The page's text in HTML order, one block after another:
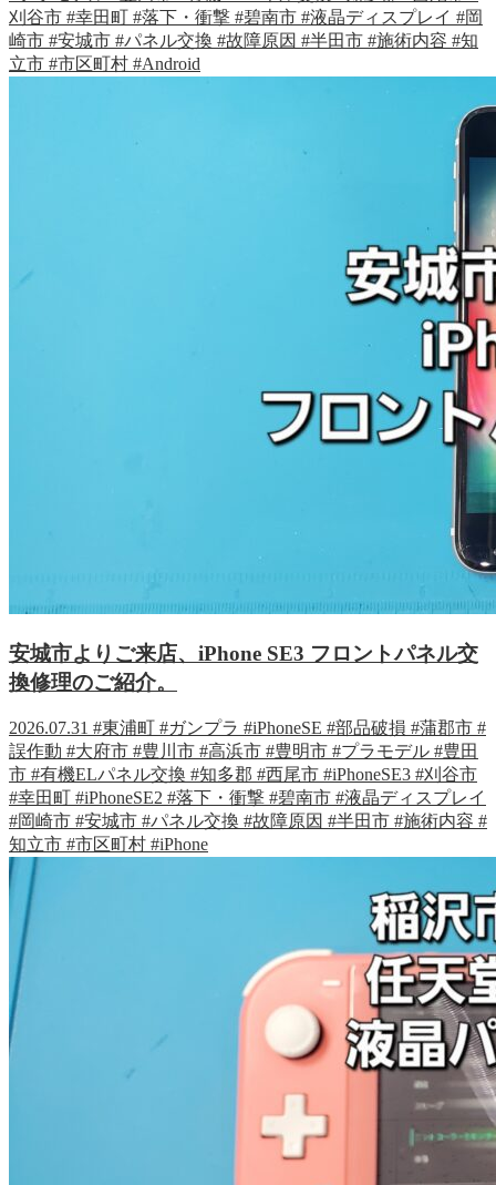
刈谷市 #幸田町 #落下・衝撃 #碧南市 #液晶ディスプレイ #岡
崎市 #安城市 #パネル交換 #故障原因 #半田市 #施術内容 #知
立市 #市区町村 #Android
安城市よりご来店、iPhone SE3 フロントパネル交
換修理のご紹介。
2026.07.31 #東浦町 #ガンプラ #iPhoneSE #部品破損 #蒲郡市 #
誤作動 #大府市 #豊川市 #高浜市 #豊明市 #プラモデル #豊田
市 #有機ELパネル交換 #知多郡 #西尾市 #iPhoneSE3 #刈谷市
#幸田町 #iPhoneSE2 #落下・衝撃 #碧南市 #液晶ディスプレイ
#岡崎市 #安城市 #パネル交換 #故障原因 #半田市 #施術内容 #
知立市 #市区町村 #iPhone